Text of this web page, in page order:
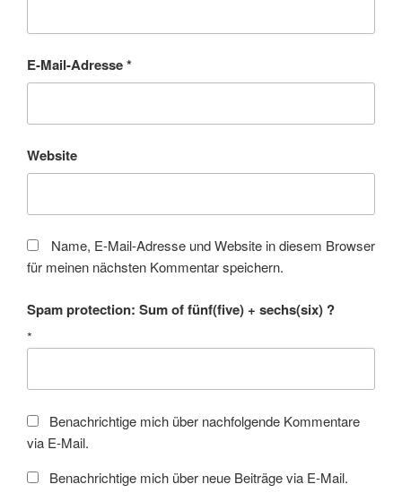
E-Mail-Adresse*
Website
Name, E-Mail-Adresse und Website in diesem Browser
für meinen nächsten Kommentar speichern.
Spam protection: Sum of fünf(five) + sechs(six) ?
*
Benachrichtige mich über nachfolgende Kommentare
via E-Mail.
Benachrichtige mich über neue Beiträge via E-Mail.